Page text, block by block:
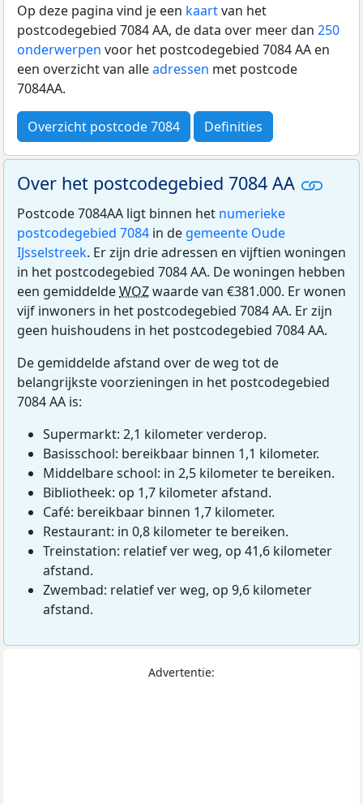
Op deze pagina vind je een kaartvan het
postcodegebied 7084 AA, de data over meer dan 250
onderwerpen voor het postcodegebied 7084 AA en
een overzicht van alleadressen met postcode
7084AA.
Overzicht postcode 7084 Definities
Over het postcodegebied 7084 AA
Postcode 7084AA ligt binnen het numerieke
postcodegebied 7084 in de gemeente Oude
IJsselstreek. Er zijn drie adressen en vijftien woningen
in het postcodegebied 7084 AA. De woningen hebben
een gemiddeldeWOZwaarde van €381.000. Er wonen
vijf inwoners in het postcodegebied 7084 AA. Er zijn
geen huishoudens in het postcodegebied 7084 AA.
De gemiddelde afstand over de weg tot de
belangrijkste voorzieningen in het postcodegebied
7084 AA is:
Supermarkt: 2,1 kilometer verderop.
Basisschool: bereikbaar binnen 1,1 kilometer.
Middelbare school: in 2,5 kilometer te bereiken.
Bibliotheek: op 1,7 kilometer afstand.
Café: bereikbaar binnen 1,7 kilometer.
Restaurant: in 0,8 kilometer te bereiken.
Treinstation: relatief ver weg, op 41,6 kilometer
afstand.
Zwembad: relatief ver weg, op 9,6 kilometer
afstand.
Advertentie: